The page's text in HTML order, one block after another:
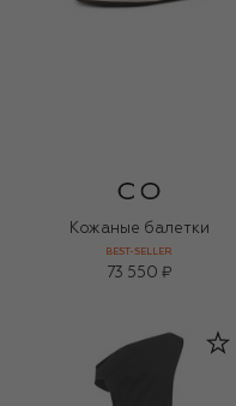
Кожаные балетки
BEST-SELLER
73 550 ₽